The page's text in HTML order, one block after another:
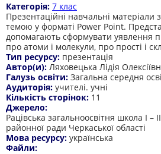
Категорія: 7 клас
Презентаційні навчальні матеріали
темою у форматі Power Point.
допомагають сформувати уявлення
про атоми і молекули, про прості і
Тип ресурсу: презентація
Автор(и): Ляховецька Лідія
Галузь освіти: Загальна середня
Аудиторія: учителі. учні
Кількість сторінок: 11
Джерело:
Рацівська загальноосвітня школа І –
районної ради Черкаської області
Мова ресурсу: українська
Файли: